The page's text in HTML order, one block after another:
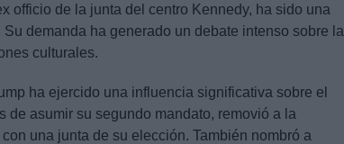
officio de la junta del centro Kennedy, ha sido una
demanda ha generado un debate intenso sobre la
culturales.
ha ejercido una influencia significativa sobre el
de asumir su segundo mandato, removió a la
una junta de su elección. También nombró a